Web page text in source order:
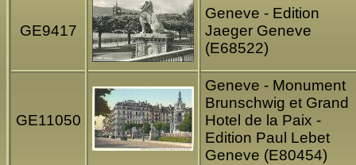
GE9417
Geneve - Edition
Jaeger Geneve
(E68522)
GE11050
Geneve - Monument
Brunschwig et Grand
Hotel de la Paix -
Edition Paul Lebet
Geneve (E80454)